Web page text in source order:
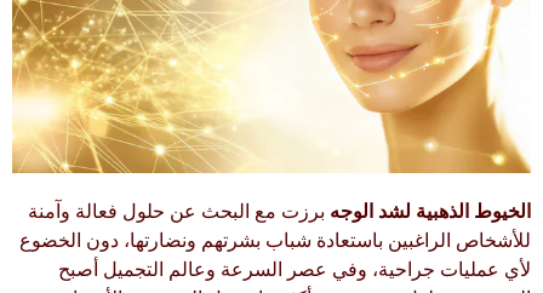
الخيوط الذهبية لشد الوجه برزت مع البحث عن حلول فعالة وآمنة
للأشخاص الراغبين باستعادة شباب بشرتهم ونضارتها، دون الخضوع
لأي عمليات جراحية، وفي عصر السرعة وعالم التجميل أصبح